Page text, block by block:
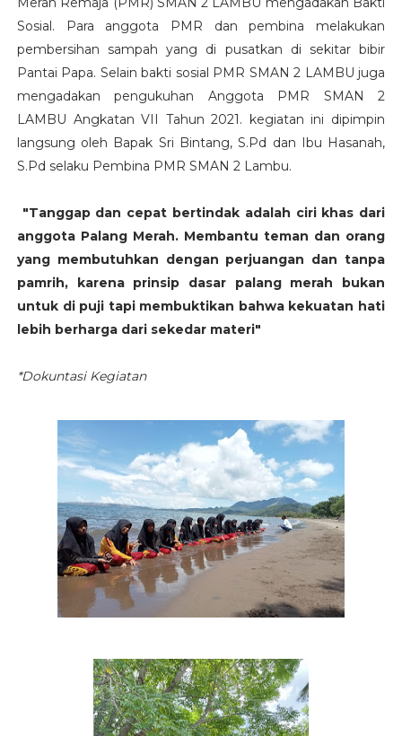
Sosial. Para anggota PMR dan pembina melakukan
pembersihan sampah yang di pusatkan di sekitar bibir
Pantai Papa. Selain bakti sosial PMR SMAN 2 LAMBU juga
mengadakan pengukuhan Anggota PMR SMAN 2
LAMBU Angkatan VII Tahun 2021. kegiatan ini dipimpin
langsung oleh Bapak Sri Bintang, S.Pd dan Ibu Hasanah,
S.Pd selaku Pembina PMR SMAN 2 Lambu.
"Tanggap dan cepat bertindak adalah ciri khas dari
anggota Palang Merah. Membantu teman dan orang
yang membutuhkan dengan perjuangan dan tanpa
pamrih, karena prinsip dasar palang merah bukan
untuk di puji tapi membuktikan bahwa kekuatan hati
lebih berharga dari sekedar materi"
*Dokuntasi Kegiatan